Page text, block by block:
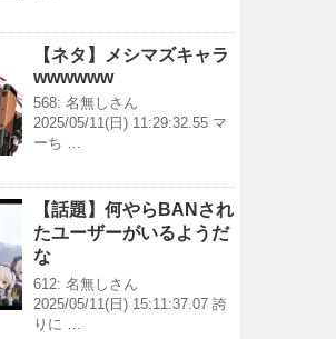
【ネタ】メシマズキャラ
wwwwww
568: 名無しさん
2025/05/11(日) 11:29:32.55 マ
ーち …
【話題】何やらBANされ
たユーザーがいるようだ
な
612: 名無しさん
2025/05/11(日) 15:11:37.07 誇
りに …